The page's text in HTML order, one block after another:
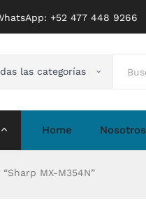
‪+52 477 448 9266
las categorías
Home Nosotros
MX-M354N”